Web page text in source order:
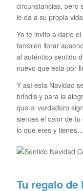
circunstancias, pero
le da a su propia
Yo te invito a darle
también llorar
al auténtico sentido
nuevo que está por
Y así esta Navidad
brindis y para la
que el verdadero
sientes el calor de
lo que eres y tienes…
Tu regalo de